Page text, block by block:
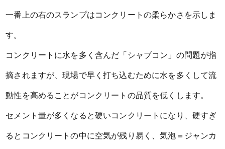
一番上の右のスランプはコンクリートの柔らかさを示しま
す。
コンクリートに水を多く含んだ「シャブコン」の問題が指
摘されますが、現場で早く打ち込むために水を多くして流
動性を高めることがコンクリートの品質を低くします。
セメント量が多くなると硬いコンクリートになり、硬すぎ
るとコンクリートの中に空気が残り易く、気泡＝ジャンカ